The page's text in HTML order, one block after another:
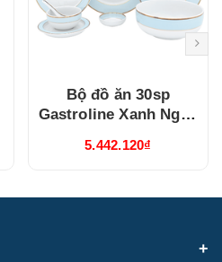
Bộ đồ ăn 30sp
Gastroline Xanh Ngọc
5.442.120₫